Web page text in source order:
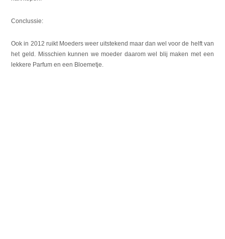
Conclussie:
Ook in 2012 ruikt Moeders weer uitstekend maar dan wel voor de helft van
het geld. Misschien kunnen we moeder daarom wel blij maken met een
lekkere Parfum en een Bloemetje.